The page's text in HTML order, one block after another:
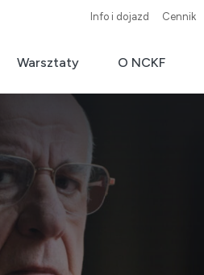
Info i dojazd Cennik
Warsztaty O NCKF